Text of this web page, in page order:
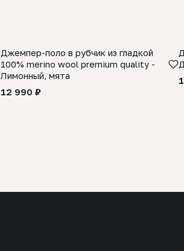
Джемпер-поло в рубчик из гладкой
100% merino wool premium quality -
Лимонный, мята
12 990 ₽